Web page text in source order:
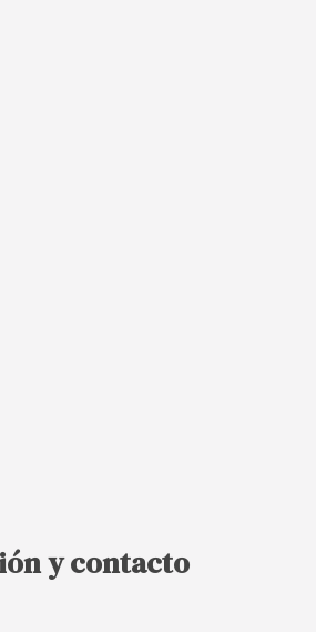
y contacto